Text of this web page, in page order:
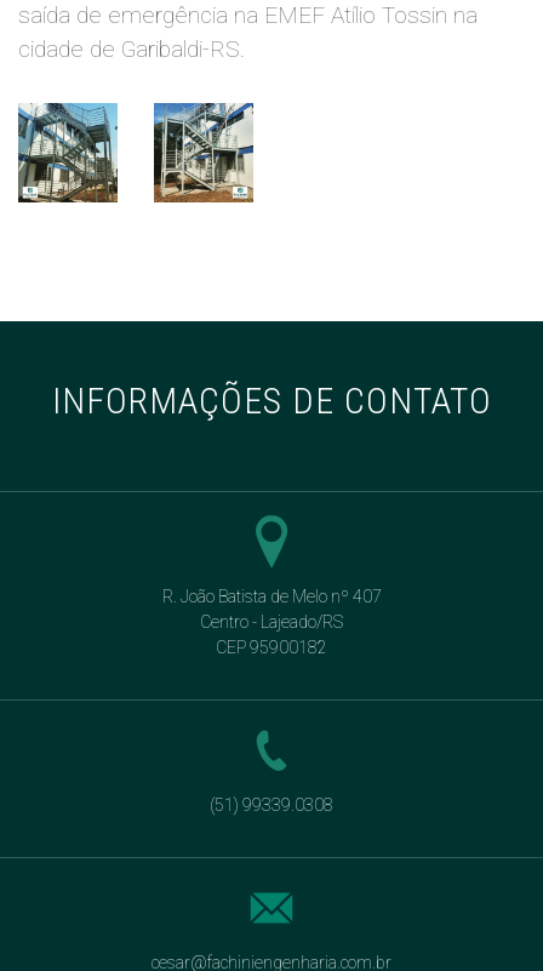
saída de emergência na EMEF Atílio Tossin na
cidade de Garibaldi-RS.
INFORMAÇÕES DE CONTATO
R. João Batista de Melo nº 407
Centro - Lajeado/RS
CEP 95900182
(51) 99339.0308
cesar@fachiniengenharia.com.br